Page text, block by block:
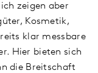
zeigen aber
Kosmetik,
klar messbare
Hier bieten sich
die Breitschaft